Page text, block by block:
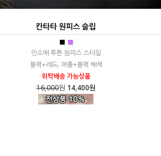
칸타타 원피스 슬립
■ ■
민소매 투톤 원피스 스타일
블랙+레드, 퍼플+블랙 배색
위탁배송 가능상품
16,000원 14,400원